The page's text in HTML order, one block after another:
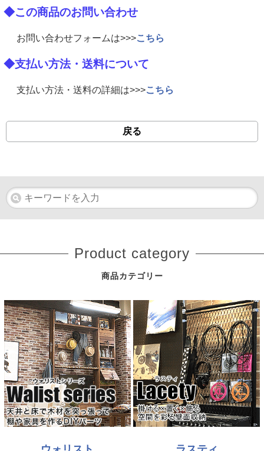
◆この商品のお問い合わせ
お問い合わせフォームは>>>こちら
◆支払い方法・送料について
支払い方法・送料の詳細は>>>こちら
戻る
Product category
商品カテゴリー